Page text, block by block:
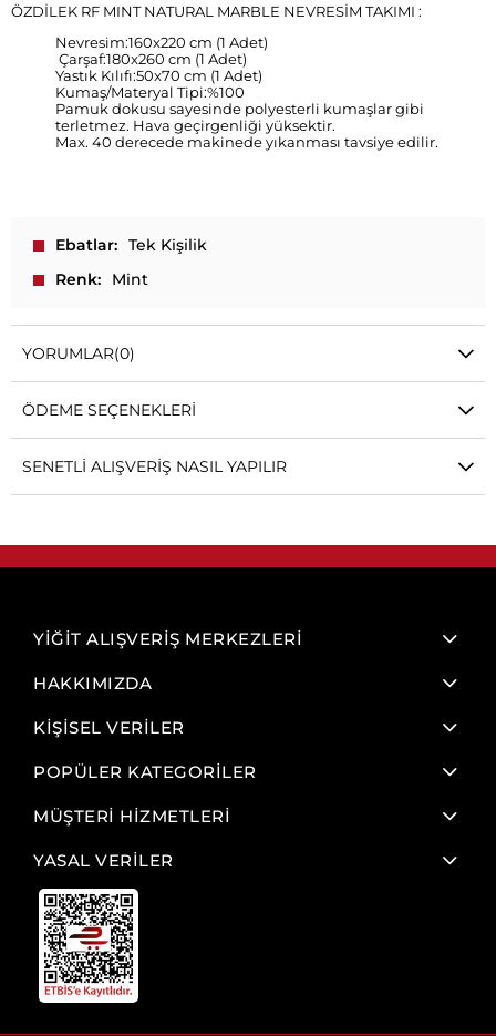
ÖZDİLEK RF MINT NATURAL MARBLE NEVRESİM TAKIMI :
Nevresim:160x220 cm (1 Adet)
Çarşaf:180x260 cm (1 Adet)
Yastık Kılıfı:50x70 cm (1 Adet)
Kumaş/Materyal Tipi:%100
Pamuk dokusu sayesinde polyesterli kumaşlar gibi
terletmez. Hava geçirgenliği yüksektir.
Max. 40 derecede makinede yıkanması tavsiye edilir.
Ebatlar
Tek Kişilik
Renk
Mint
YORUMLAR(0)
ÖDEME SEÇENEKLERI
SENETLI ALIŞVERIŞ NASIL YAPILIR
YİĞİT ALIŞVERİŞ MERKEZLERİ
HAKKIMIZDA
KİŞİSEL VERİLER
POPÜLER KATEGORİLER
MÜŞTERİ HİZMETLERİ
YASAL VERİLER